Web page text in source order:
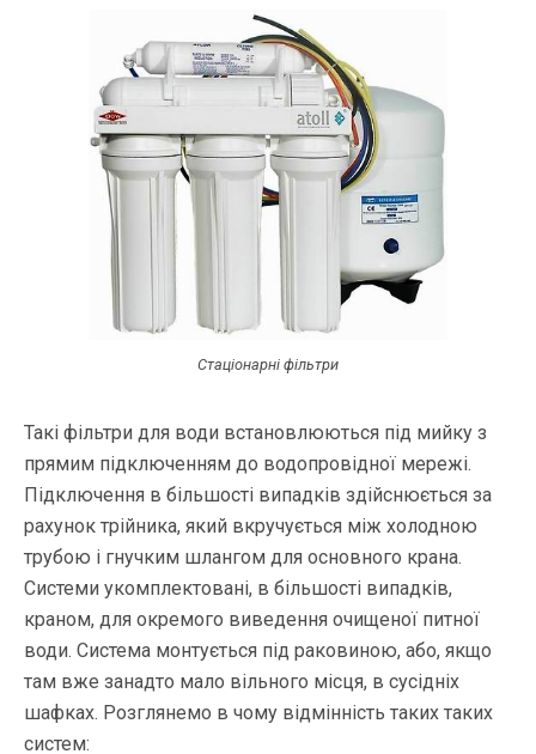
Стаціонарні фільтри
Такі фільтри для води встановлюються під мийку з
прямим підключенням до водопровідної мережі.
Підключення в більшості випадків здійснюється за
рахунок трійника, який вкручується між холодною
трубою і гнучким шлангом для основного крана.
Системи укомплектовані, в більшості випадків,
краном, для окремого виведення очищеної питної
води. Система монтується під раковиною, або, якщо
там вже занадто мало вільного місця, в сусідніх
шафках. Розглянемо в чому відмінність таких таких
систем: